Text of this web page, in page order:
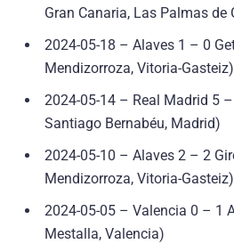
Gran Canaria, Las Palmas de
2024-05-18 – Alaves 1 – 0
Mendizorroza, Vitoria-Gasteiz)
2024-05-14 – Real Madrid 5
Santiago Bernabéu, Madrid)
2024-05-10 – Alaves 2 – 2
Mendizorroza, Vitoria-Gasteiz)
2024-05-05 – Valencia 0 – 1
Mestalla, Valencia)